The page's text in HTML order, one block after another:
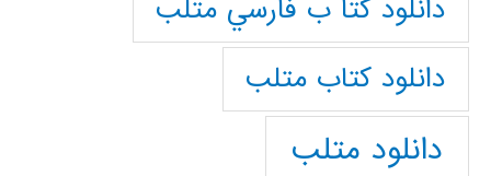
دانلود كتا ب فارسي متلب
دانلود كتاب متلب
دانلود متلب